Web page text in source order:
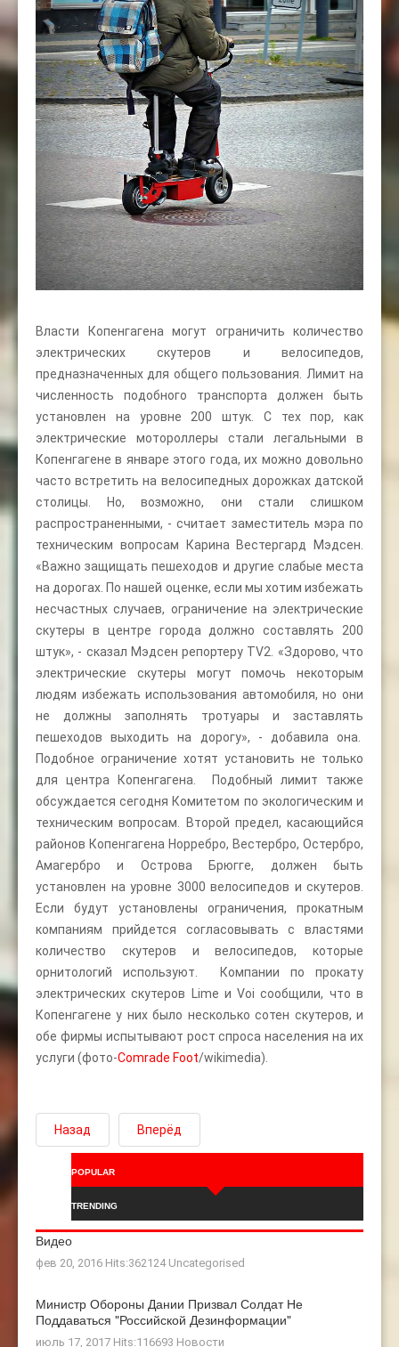
Власти Копенгагена могут ограничить количество
электрических скутеров и велосипедов,
предназначенных для общего пользования. Лимит на
численность подобного транспорта должен быть
установлен на уровне 200 штук. С тех пор, как
электрические мотороллеры стали легальными в
Копенгагене в январе этого года, их можно довольно
часто встретить на велосипедных дорожках датской
столицы. Но, возможно, они стали слишком
распространенными, - считает заместитель мэра по
техническим вопросам Карина Вестергард Мэдсен.
«Важно защищать пешеходов и другие слабые места
на дорогах. По нашей оценке, если мы хотим избежать
несчастных случаев, ограничение на электрические
скутеры в центре города должно составлять 200
штук», - сказал Мэдсен репортеру TV2. «Здорово, что
электрические скутеры могут помочь некоторым
людям избежать использования автомобиля, но они
не должны заполнять тротуары и заставлять
пешеходов выходить на дорогу», - добавила она.
Подобное ограничение хотят установить не только
для центра Копенгагена. Подобный лимит также
обсуждается сегодня Комитетом по экологическим и
техническим вопросам. Второй предел, касающийся
районов Копенгагена Норребро, Вестербро, Остербро,
Амагербро и Острова Брюгге, должен быть
установлен на уровне 3000 велосипедов и скутеров.
Если будут установлены ограничения, прокатным
компаниям прийдется согласовывать с властями
количество скутеров и велосипедов, которые
орнитологий используют. Компании по прокату
электрических скутеров Lime и Voi сообщили, что в
Копенгагене у них было несколько сотен скутеров, и
обе фирмы испытывают рост спроса населения на их
услуги (фото-Comrade Foot/wikimedia).
Назад Вперёд
POPULAR
TRENDING
Видео
фев 20, 2016 Hits:362124 Uncategorised
Министр Обороны Дании Призвал Солдат Не
Поддаваться "российской Дезинформации"
июль 17, 2017 Hits:116693 Новости